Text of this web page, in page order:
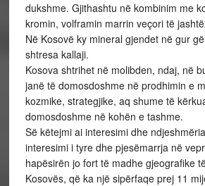
dukshme. Gjithashtu në kombinim me
kromin, volframin marrin veçori të
Në Kosovë ky mineral gjendet në gur
shtresa kallaji.
Kosova shtrihet në molibden, ndaj, në
janë të domosdoshme në prodhimin e
kozmike, strategjike, aq shume të
domosdoshme në kohën e tashme.
Së këtejmi ai interesimi dhe
interesimi i tyre dhe pjesëmarrja në
hapësirën jo fort të madhe gjeografike
Kosovës, që ka një sipërfaqe prej 11